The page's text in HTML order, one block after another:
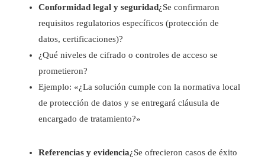
Conformidad legal y seguridad¿Se confirmaron
requisitos regulatorios específicos (protección de
datos, certificaciones)?
¿Qué niveles de cifrado o controles de acceso se
prometieron?
Ejemplo: «¿La solución cumple con la normativa local
de protección de datos y se entregará cláusula de
encargado de tratamiento?»
Referencias y evidencia¿Se ofrecieron casos de éxito